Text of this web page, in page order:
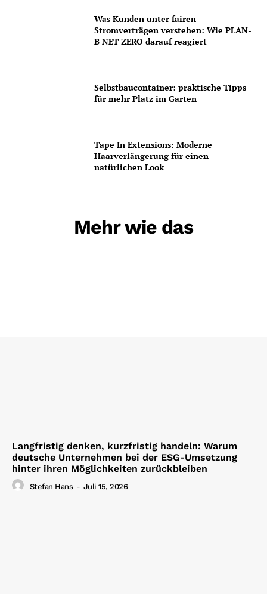
Was Kunden unter fairen
Stromverträgen verstehen: Wie PLAN-
B NET ZERO darauf reagiert
Selbstbaucontainer: praktische Tipps
für mehr Platz im Garten
Tape In Extensions: Moderne
Haarverlängerung für einen
natürlichen Look
Mehr wie das
Langfristig denken, kurzfristig handeln: Warum
deutsche Unternehmen bei der ESG-Umsetzung
hinter ihren Möglichkeiten zurückbleiben
Stefan Hans - Juli 15, 2026